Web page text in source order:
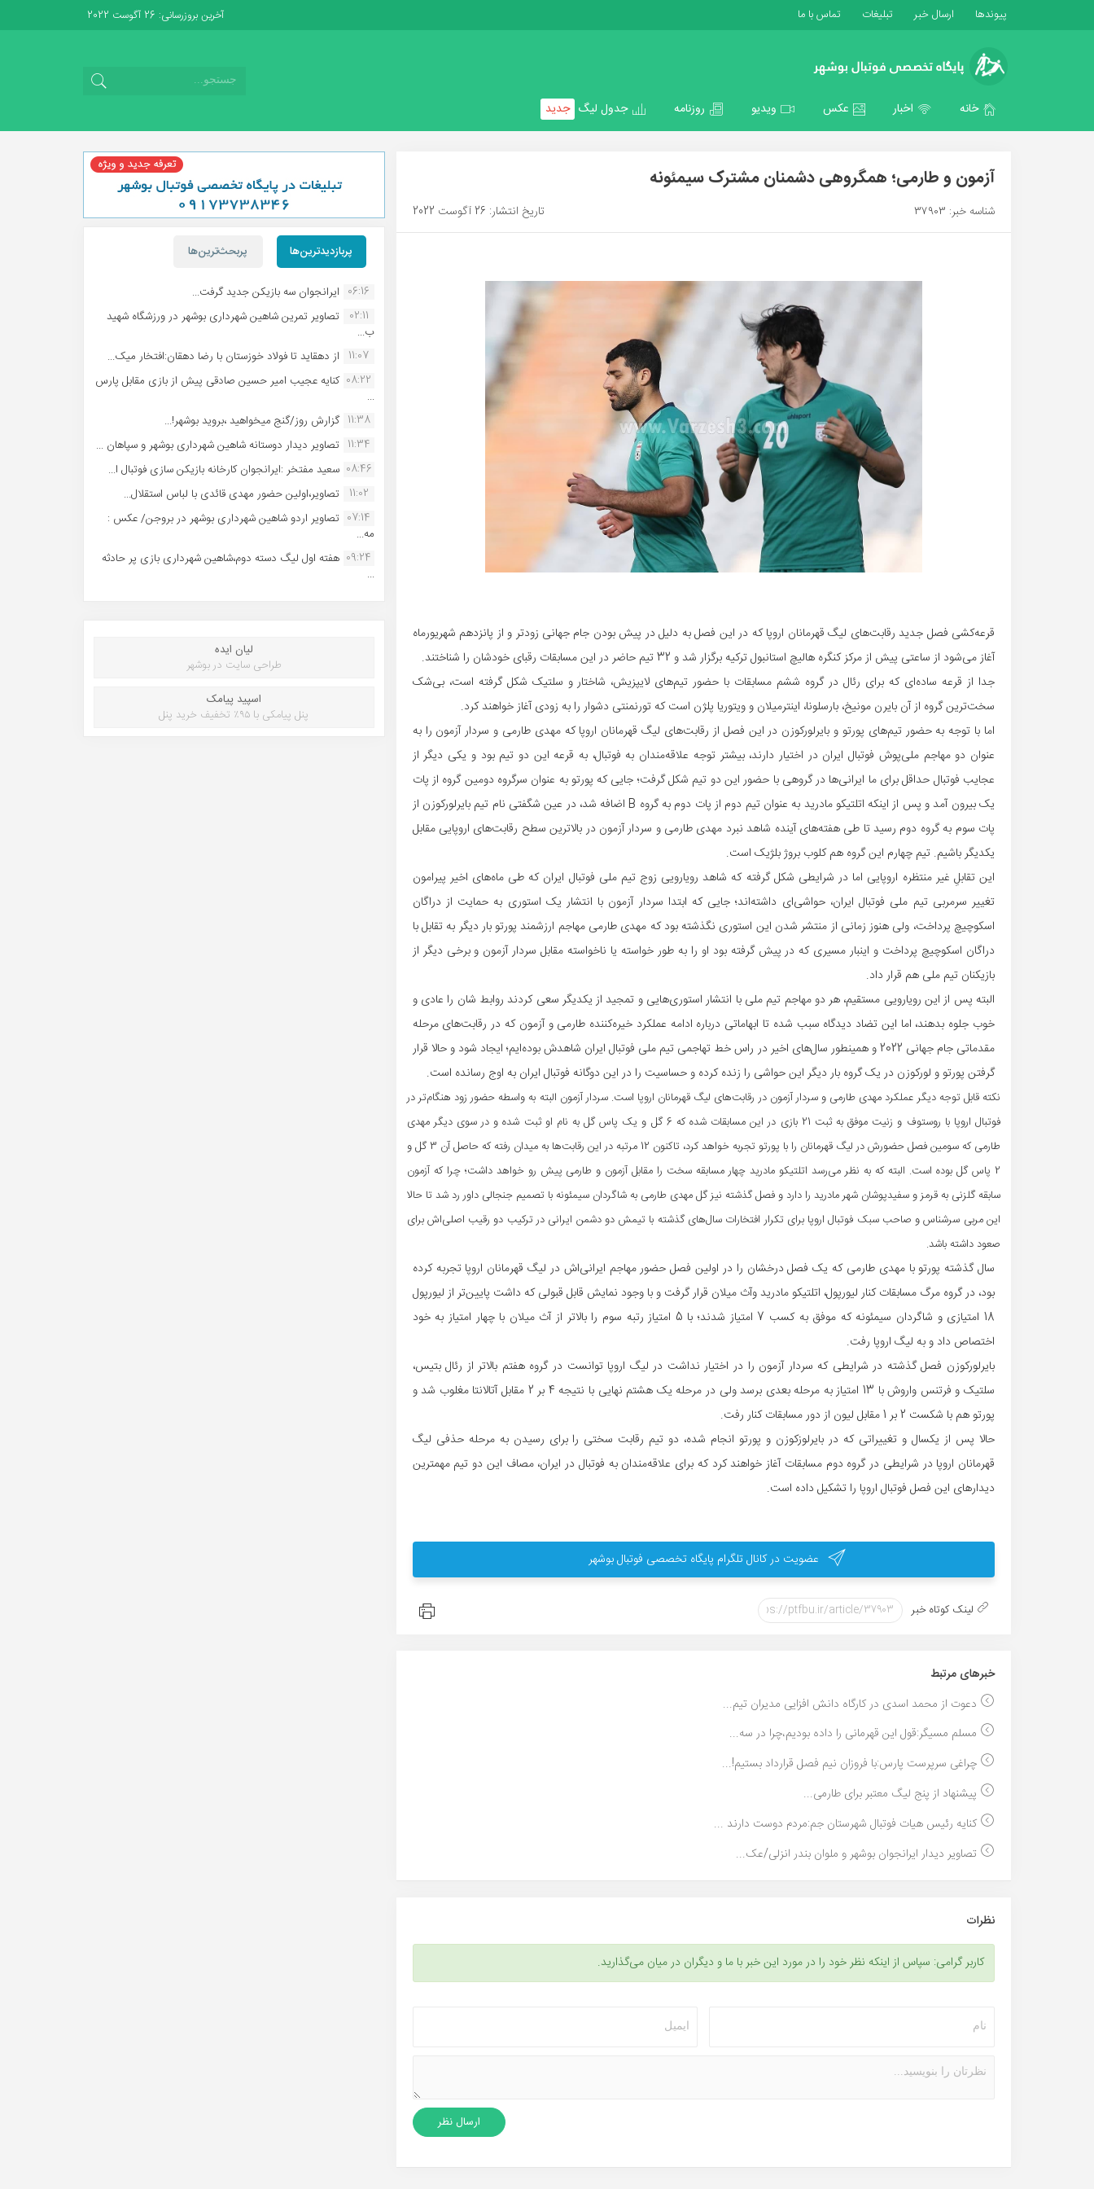
پیوندها ارسال خبر تبلیغات تماس با ما آخرین بروزرسانی: 26 آگوست 2022
خانه اخبار عکس ویدیو روزنامه جدول لیگ جدید
آزمون و طارمی؛ همگروهی دشمنان مشترک سیمئونه
شناسه خبر: 37903 تاریخ انتشار: 26 آگوست 2022
قرعه‌کشی فصل جدید رقابت‌های لیگ قهرمانان اروپا که در این فصل به دلیل در پیش بودن جام جهانی زودتر و از پانزدهم شهریورماه
آغاز می‌شود از ساعتی پیش از مرکز کنگره هالیچ استانبول ترکیه برگزار شد و 32 تیم حاضر در این مسابقات رقبای خودشان را شناختند.
جدا از قرعه ساده‌ای که برای رئال در گروه ششم مسابقات با حضور تیم‌های لایپزیش، شاختار و سلتیک شکل گرفته است، بی‌شک
سخت‌ترین گروه از آن بایرن مونیخ، بارسلونا، اینترمیلان و ویتوریا پلژن است که تورنمنتی دشوار را به زودی آغاز خواهند کرد.
اما با توجه به حضور تیم‌های پورتو و بایرلورکوزن در این فصل از رقابت‌های لیگ قهرمانان اروپا که مهدی طارمی و سردار آزمون را به
عنوان دو مهاجم ملی‌پوش فوتبال ایران در اختیار دارند، بیشتر توجه علاقه‌مندان به فوتبال، به قرعه این دو تیم بود و یکی دیگر از
عجایب فوتبال حداقل برای ما ایرانی‌ها در گروهی با حضور این دو تیم شکل گرفت؛ جایی که پورتو به عنوان سرگروه دومین گروه از پات
یک بیرون آمد و پس از اینکه اتلتیکو مادرید به عنوان تیم دوم از پات دوم به گروه B اضافه شد، در عین شگفتی نام تیم بایرلورکوزن از
پات سوم به گروه دوم رسید تا طی هفته‌های آینده شاهد نبرد مهدی طارمی و سردار آزمون در بالاترین سطح رقابت‌های اروپایی مقابل
یکدیگر باشیم. تیم چهارم این گروه هم کلوب بروژ بلژیک است.
این تقابلِ غیر منتظره اروپایی اما در شرایطی شکل گرفته که شاهد رویارویی زوج تیم ملی فوتبال ایران که طی ماه‌های اخیر پیرامون
تغییر سرمربی تیم ملی فوتبال ایران، حواشی‌ای داشته‌اند؛ جایی که ابتدا سردار آزمون با انتشار یک استوری به حمایت از دراگان
اسکوچیچ پرداخت، ولی هنوز زمانی از منتشر شدن این استوری نگذشته بود که مهدی طارمی مهاجم ارزشمند پورتو بار دیگر به تقابل با
دراگان اسکوچیچ پرداخت و اینبار مسیری که در پیش گرفته بود او را به طور خواسته یا ناخواسته مقابل سردار آزمون و برخی دیگر از
بازیکنان تیم ملی هم قرار داد.
البته پس از این رویارویی مستقیم، هر دو مهاجم تیم ملی با انتشار استوری‌هایی و تمجید از یکدیگر سعی کردند روابط‌ شان را عادی و
خوب جلوه بدهند، اما این تضاد دیدگاه سبب شده تا ابهاماتی درباره ادامه عملکرد خیره‌کننده طارمی و آزمون که در رقابت‌های مرحله
مقدماتی جام جهانی 2022 و همینطور سال‌های اخیر در راس خط تهاجمی تیم ملی فوتبال ایران شاهدش بوده‌ایم؛ ایجاد شود و حالا قرار
گرفتن پورتو و لورکوزن در یک گروه بار دیگر این حواشی را زنده کرده و حساسیت را در این دوگانه فوتبال ایران به اوج رسانده است.
نکته قابل توجه دیگر عملکرد مهدی طارمی و سردار آزمون در رقابت‌های لیگ قهرمانان اروپا است. سردار آزمون البته به واسطه حضور زود هنگام‌تر در
فوتبال اروپا با روستوف و زنیت موفق به ثبت 21 بازی در این مسابقات شده که 6 گل و یک پاس گل به نام او ثبت شده و در سوی دیگر مهدی
طارمی که سومین فصل حضورش در لیگ قهرمانان را با پورتو تجربه خواهد کرد، تاکنون 12 مرتبه در این رقابت‌ها به میدان رفته که حاصل آن 3 گل و
2 پاس گل بوده است. البته که به نظر می‌رسد اتلتیکو مادرید چهار مسابقه سخت را مقابل آزمون و طارمی پیش رو خواهد داشت؛ چرا که آزمون
سابقه گلزنی به قرمز و سفیدپوشان شهر مادرید را دارد و فصل گذشته نیز گل مهدی طارمی به شاگردان سیمئونه با تصمیم جنجالی داور رد شد تا حالا
این مربی سرشناس و صاحب سبک فوتبال اروپا برای تکرار افتخارات سال‌های گذشته با تیمش دو دشمن ایرانی در ترکیب دو رقیب اصلی‌اش برای
صعود داشته باشد.
سال گذشته پورتو با مهدی طارمی که یک فصل درخشان را در اولین فصل حضور مهاجم ایرانی‌اش در لیگ قهرمانان اروپا تجربه کرده
بود، در گروه مرگ مسابقات کنار لیورپول، اتلتیکو مادرید وآث میلان قرار گرفت و با وجود نمایش قابل قبولی که داشت پایین‌تر از لیورپول
18 امتیازی و شاگردان سیمئونه که موفق به کسب 7 امتیاز شدند؛ با 5 امتیاز رتبه سوم را بالاتر از آث میلان با چهار امتیاز به خود
اختصاص داد و به لیگ اروپا رفت.
بایرلورکوزن فصل گذشته در شرایطی که سردار آزمون را در اختیار نداشت در لیگ اروپا توانست در گروه هفتم بالاتر از رئال بتیس،
سلتیک و فرتنس واروش با 13 امتیاز به مرحله بعدی برسد ولی در مرحله یک هشتم نهایی با نتیجه 4 بر 2 مقابل آتالانتا مغلوب شد و
پورتو هم با شکست 2 بر 1 مقابل لیون از دور مسابقات کنار رفت.
حالا پس از یکسال و تغییراتی که در بایرلوزکوزن و پورتو انجام شده، دو تیم رقابت سختی را برای رسیدن به مرحله حذفی لیگ
قهرمانان اروپا در شرایطی در گروه دوم مسابقات آغاز خواهند کرد که برای علاقه‌مندان به فوتبال در ایران، مصاف این دو تیم مهمترین
دیدارهای این فصل فوتبال اروپا را تشکیل داده است.
عضویت در کانال تلگرام پایگاه تخصصی فوتبال بوشهر
لینک کوتاه خبر
خبر‌های مرتبط
دعوت از محمد اسدی در کارگاه دانش افزایی مدیران تیم...
مسلم مسیگر:قول این قهرمانی را داده بودیم،چرا در سه...
چراغی سرپرست پارس:با فروزان نیم فصل قرارداد بستیم!...
پیشنهاد از پنج لیگ معتبر برای طارمی...
کنایه رئیس هیات فوتبال شهرستان جم:مردم دوست دارند ...
تصاویر دیدار ایرانجوان بوشهر و ملوان بندر انزلی/عک...
نظرات
کاربر گرامی: سپاس از اینکه نظر خود را در مورد این خبر با ما و دیگران در میان می‌گذارید.
پربازدیدترین‌ها پربحث‌ترین‌ها
06:16 ایرانجوان سه بازیکن جدید گرفت...
02:11
تصاویر تمرین شاهین شهردارى بوشهر در ورزشگاه شهید
ب...
11:07 از دهقاید تا فولاد خوزستان با رضا دهقان:افتخار میک...
08:22 کنایه عجیب امیر حسین صادقی پیش از بازی مقابل پارس
...
11:38 گزارش روز/گنج میخواهید ،بروید بوشهر!...
11:34 تصاویر دیدار دوستانه شاهین شهردارى بوشهر و سپاهان ...
08:46 سعید مفتخر :ایرانجوان کارخانه بازیکن سازی فوتبال ا...
11:02
تصاویر،اولین حضور مهدی قائدی با لباس استقلال...
07:14 تصاویر اردو شاهین شهرداری بوشهر در بروجن/ عکس :
مه...
09:24 هفته اول لیگ دسته دوم،شاهین شهرداری بازی پر حادثه
...
لیان ایده
طراحی سایت در بوشهر
اسپید پیامک
پنل پیامکی با ۹۵٪ تخفیف خرید پنل